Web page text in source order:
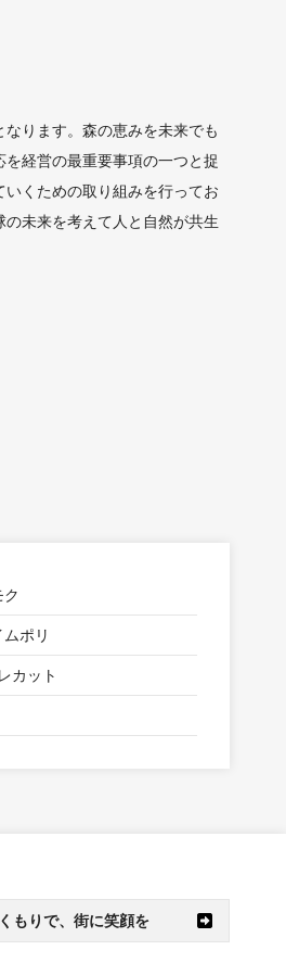
ります。森の恵みを未来でも
経営の最重要事項の一つと捉
くための取り組みを行ってお
未来を考えて人と自然が共生
ポリ
カット
もりで、街に笑顔を